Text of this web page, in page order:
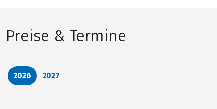
Preise & Termine
2026 2027